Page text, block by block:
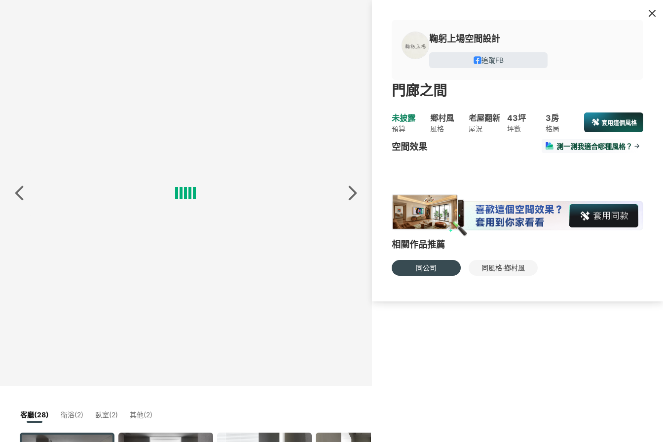
客廳(28) 衛浴(2) 臥室(2) 其他(2)
鞠躬上場空間設計
追蹤FB
門廊之間
未披露
預算
鄉村風
風格
老屋翻新
屋況
43坪
坪數
3房
格局
套用這個風格
空間效果 測一測我適合哪種風格？
相關作品推薦
同公司 同風格·鄉村風